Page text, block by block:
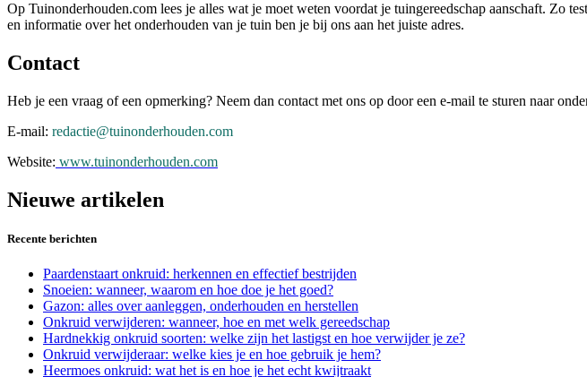
Op Tuinonderhouden.com lees je alles wat je moet weten voordat je tuingereedschap aanschaft. Zo
en informatie over het onderhouden van je tuin ben je bij ons aan het juiste adres.
Contact
Heb je een vraag of een opmerking? Neem dan contact met ons op door een e-mail te sturen naar
E-mail: redactie@tuinonderhouden.com
Website: www.tuinonderhouden.com
Nieuwe artikelen
Recente berichten
Paardenstaart onkruid: herkennen en effectief bestrijden
Snoeien: wanneer, waarom en hoe doe je het goed?
Gazon: alles over aanleggen, onderhouden en herstellen
Onkruid verwijderen: wanneer, hoe en met welk gereedschap
Hardnekkig onkruid soorten: welke zijn het lastigst en hoe verwijder je ze?
Onkruid verwijderaar: welke kies je en hoe gebruik je hem?
Heermoes onkruid: wat het is en hoe je het echt kwijtraakt